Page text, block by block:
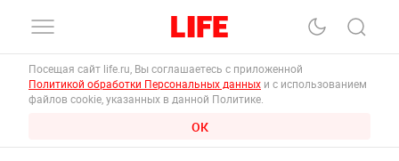
Посещая сайт life.ru, Вы соглашаетесь с приложенной
Политикой обработки Персональных данных и с использованием
файлов cookie, указанных в данной Политике.
ОК